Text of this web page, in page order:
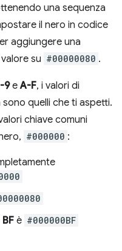
una sequenza
il nero in codice
aggiungere una
su #00000080 .
9eA-F, i valori di
quelli che ti aspetti.
chiave comuni
#000000 :
BF è #000000BF